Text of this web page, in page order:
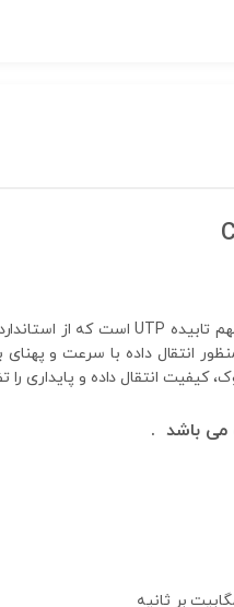
کیفیت انتقال داده و پایداری
می باشد .